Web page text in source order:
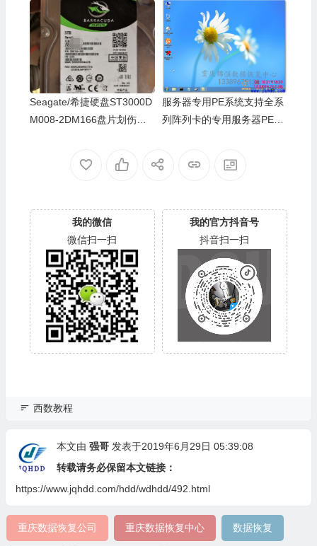
Seagate/希捷硬盘ST3000D
M008-2DM166盘片划伤报L
服务器专用PE系统支持全系
列阵列卡的专用服务器PE工
我的微信
微信扫一扫
我的官方抖音号
抖音扫一扫
西数教程
本文由 强哥 发表于2019年6月29日 05:39:08
转载请务必保留本文链接：
https://www.jqhdd.com/hdd/wdhdd/492.html
重庆数据恢复公司 重庆数据恢复中心 数据恢复